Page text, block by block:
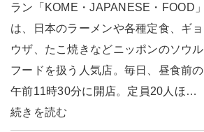
ラン「KOME・JAPANESE・FOOD」
は、日本のラーメンや各種定食、ギョ
ウザ、たこ焼きなどニッポンのソウル
フードを扱う人気店。毎日、昼食前の
午前11時30分に開店。定員20人ほ…
続きを読む